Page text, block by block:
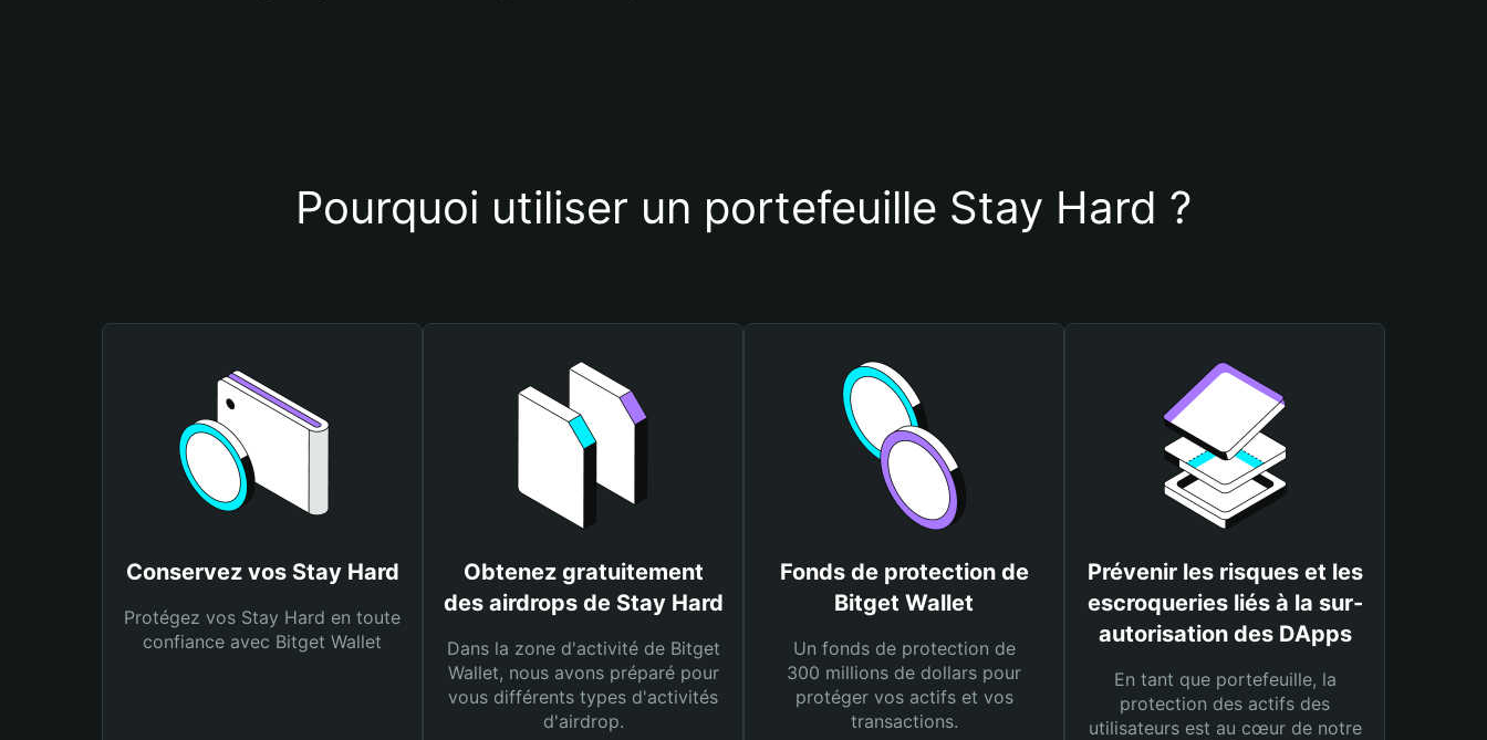
Pourquoi utiliser un portefeuille Stay Hard ?
Conservez vos Stay Hard
Protégez vos Stay Hard en toute
confiance avec Bitget Wallet
Obtenez gratuitement
des airdrops de Stay Hard
Dans la zone d'activité de Bitget
Wallet, nous avons préparé pour
vous différents types d'activités
d'airdrop.
Fonds de protection de
Bitget Wallet
Un fonds de protection de
300 millions de dollars pour
protéger vos actifs et vos
transactions.
Prévenir les risques et les
escroqueries liés à la sur-
autorisation des DApps
En tant que portefeuille, la
protection des actifs des
utilisateurs est au cœur de notre